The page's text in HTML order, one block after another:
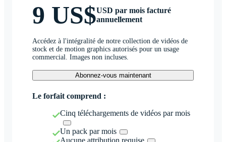
9 US$USD par mois facturé
annuellement
Accédez à l'intégralité de notre collection de vidéos de
stock et de motion graphics autorisés pour un usage
commercial. Images non incluses.
Abonnez-vous maintenant
Le forfait comprend :
Cinq téléchargements de vidéos par mois
Un pack par mois
Aucune attribution requise